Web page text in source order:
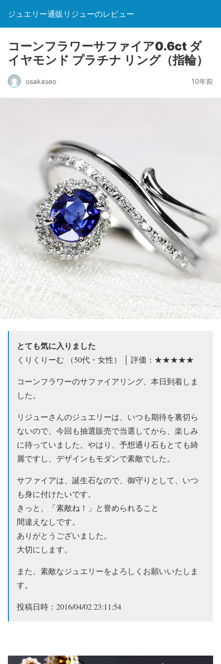
ジュエリー通販リジューのレビュー
コーンフラワーサファイア0.6ct ダ
イヤモンド プラチナ リング（指輪）
osakaseo 10年前
とても気に入りました
くりくりーむ （50代・女性） │ 評価：★★★★★
コーンフラワーのサファイアリング、本日到着しま
した。
リジューさんのジュエリーは、いつも期待を裏切ら
ないので、今回も抽選販売で当選してから、楽しみ
に待っていました。やはり、予想通り石もとても綺
麗ですし、デザインもモダンで素敵でした。
サファイアは、誕生石なので、御守りとして、いつ
も身に付けたいです。
きっと、「素敵ね！」と誉められること
間違えなしです。
ありがとうございました。
大切にします。
また、素敵なジュエリーをよろしくお願いいたしま
す。
投稿日時：2016/04/02 23:11:54